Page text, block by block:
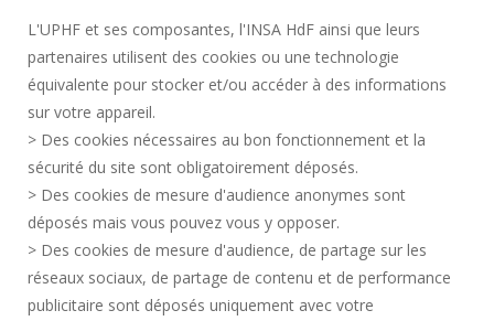
SOCIAL MAP
PUBLIC PROCUREMENT
CREDITS
PRESS AREA
RECRUITMENTS
SITE MAP
PERSONAL DATA
ACCESSIBILITY
L'UPHF et ses composantes, l'INSA HdF ainsi que leurs
partenaires utilisent des cookies ou une technologie
équivalente pour stocker et/ou accéder à des informations
sur votre appareil.
> Des cookies nécessaires au bon fonctionnement et la
sécurité du site sont obligatoirement déposés.
> Des cookies de mesure d'audience anonymes sont
déposés mais vous pouvez vous y opposer.
> Des cookies de mesure d'audience, de partage sur les
réseaux sociaux, de partage de contenu et de performance
publicitaire sont déposés uniquement avec votre